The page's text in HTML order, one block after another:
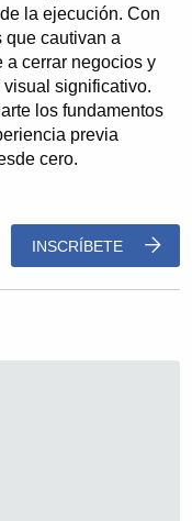
la ejecución. Con
que cautivan a
a cerrar negocios y
significativo.
los fundamentos
previa
cero.
INSCRÍBETE